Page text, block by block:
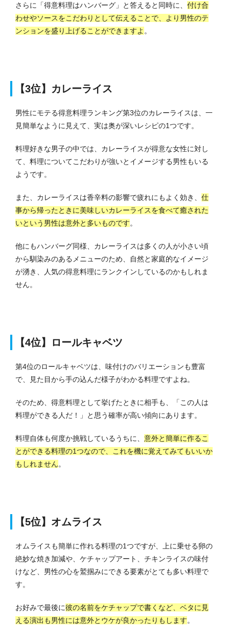
さらに「得意料理はハンバーグ」と答えると同時に、 付け合
わせやソースをこだわりとして伝えることで、より男性のテ
ンションを盛り上げることができますよ 。
【3位】カレーライス
男性にモテる得意料理ランキング第3位のカレーライスは、一
見簡単なように見えて、実は奥が深いレシピの1つです。
料理好きな男子の中では、カレーライスが得意な女性に対し
て、料理についてこだわりが強いとイメージする男性もいる
ようです。
また、カレーライスは香辛料の影響で疲れにもよく効き、 仕
事から帰ったときに美味しいカレーライスを食べて癒された
いという男性は意外と多いものです。
他にもハンバーグ同様、カレーライスは多くの人が小さい頃
から馴染みのあるメニューのため、自然と家庭的なイメージ
が湧き、人気の得意料理にランクインしているのかもしれま
せん。
【4位】ロールキャベツ
第4位のロールキャベツは、味付けのバリエーションも豊富
で、見た目から手の込んだ様子がわかる料理ですよね。
そのため、得意料理として挙げたときに相手も、「この人は
料理ができる人だ！」と思う確率が高い傾向にあります。
料理自体も何度か挑戦しているうちに、 意外と簡単に作るこ
とができる料理の1つなので、これを機に覚えてみてもいいか
もしれません。
【5位】オムライス
オムライスも簡単に作れる料理の1つですが、上に乗せる卵の
絶妙な焼き加減や、ケチャップアート、チキンライスの味付
けなど、男性の心を鷲掴みにできる要素がとても多い料理で
す。
お好みで最後に彼の名前をケチャップで書くなど、ベタに見
える演出も男性には意外とウケが良かったりもします。